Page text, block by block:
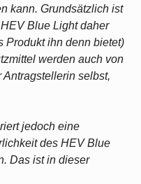
kann. Grundsätzlich ist
Blue Light daher
Produkt ihn denn bietet)
werden auch von
selbst,
jedoch eine
des HEV Blue
Das ist in dieser